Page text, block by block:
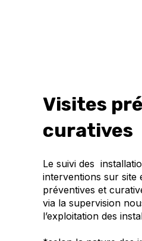
Visites
curatives
Le suivi des
interventions sur site
préventives et
via la supervision
l’exploitation des